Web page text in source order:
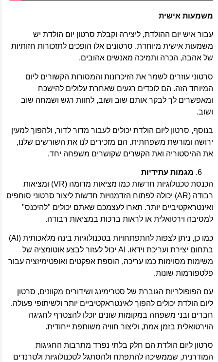
משמעות אישית
עבור איש יום ההולדת, ליצירה וקבלת סרטון יום הולדת יש
משמעות אישית מיוחדת. סרטונים אלו הופכים לתזכורות חזותיות
של אהבה, הכרה ותמיכה מאנשים אהובים.
סרטוני עוזרים לשמר את הזיכרונות והמסורות הקשורים ליום
המיוחד הזה. הם לוכדים רגעים שאחרת עלולים להישכח
ומאפשרים לך לבקר אותם שוב ושוב, לחוות רגש ושמחה שוב
ושוב.
בנוסף, סרטון ליום הולדת יכולים לעבור מדור לדור, ולהפוך למעין
ירושה ומורשת משפחתית. הם מזכירים לנו את השורשים שלנו,
את ההיסטוריה ואת הקשרים שקושרים משפחה יחד.
מגמות עתידיות
הכנסת טכנולוגיות חדשות כמו מציאות מדומה (VR) ומציאות
רבודה (AR) יכולה לפתוח הזדמנויות חדשות ליצור סרטוני סוחפים
ואינטראקטיביים יותר. תארו לעצמכם שאתם יכולים "להיכנס"
למסיבה וירטואלית או לראות ברכות במציאות רבודה.
כמו כן, ניתן לצפות להתפתחויות בטכנולוגיות בינה מלאכותית (AI)
בתחום יצירת ועריכת וידאו. AI יכול לעזור לבצע אוטומציה של
משימות מסוימות כמו עריכה, הוספת אפקטים ואופטימיזציה עבור
פלטפורמות שונות.
עם הפופולריות הגוברת של סטרימינג ושידורים מקוונים, סרטון
ליום הולדת יכולים להפוך לאינטראקטיביים יותר ולשיתופי פעולה.
חברים ובני משפחה במקומות שונים יוכלו להצטרף לחגיגה
הוירטואלית בזמן אמת, וליצור חוויה משותפת ייחודית.
סרטון ליום הולדת הם חלק בלתי נפרד מתרבות החגיגות
המודרנית, שממשיכה להתפתח ולהסתגל לטכנולוגיות ולטרנדים